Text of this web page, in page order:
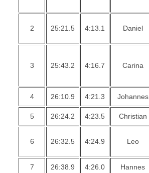
2 25:21.5 4:13.1 Daniel
3 25:43.2 4:16.7 Carina
4 26:10.9 4:21.3 Johannes
5 26:24.2 4:23.5 Christian
6 26:32.5 4:24.9 Leo
7 26:38.9 4:26.0 Hannes